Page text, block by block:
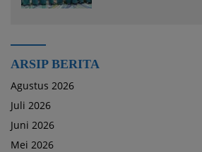
ARSIP BERITA
Agustus 2026
Juli 2026
Juni 2026
Mei 2026